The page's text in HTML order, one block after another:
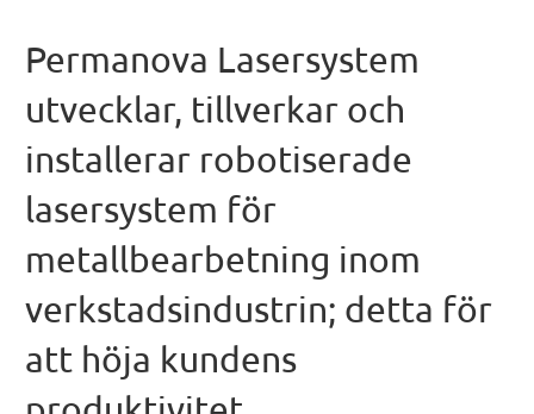
Permanova Lasersystem
utvecklar, tillverkar och
installerar robotiserade
lasersystem för
metallbearbetning inom
verkstadsindustrin; detta för
att höja kundens